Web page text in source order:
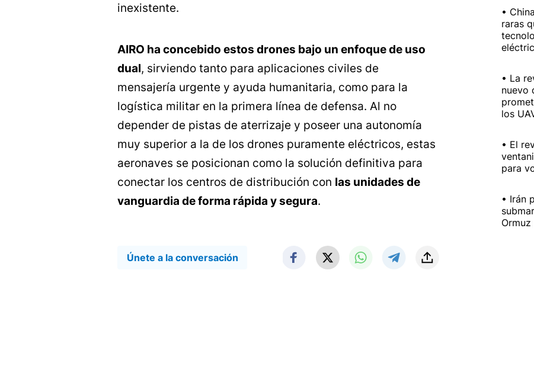
inexistente.
AIRO ha concebido estos drones bajo un enfoque de uso
dual, sirviendo tanto para aplicaciones civiles de
mensajería urgente y ayuda humanitaria, como para la
logística militar en la primera línea de defensa. Al no
depender de pistas de aterrizaje y poseer una autonomía
muy superior a la de los drones puramente eléctricos, estas
aeronaves se posicionan como la solución definitiva para
conectar los centros de distribución con las unidades de
vanguardia de forma rápida y segura.
Únete a la conversación
raras
La
nuevo
los
El
para
Irán